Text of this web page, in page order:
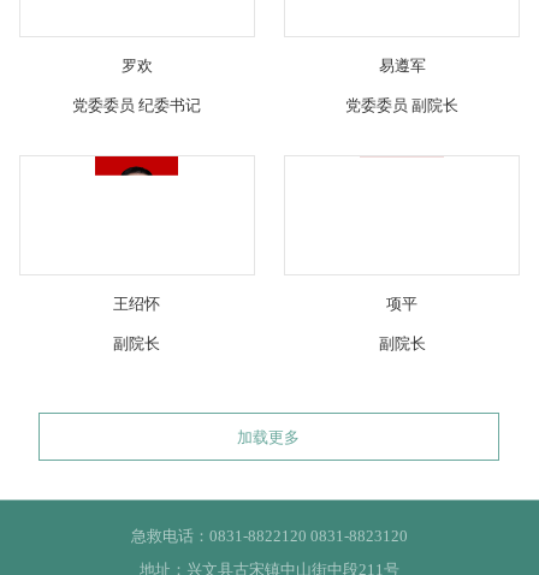
罗欢
党委委员 纪委书记
易遵军
党委委员 副院长
王绍怀
副院长
项平
副院长
加载更多
急救电话：0831-8822120 0831-8823120
地址：兴文县古宋镇中山街中段211号